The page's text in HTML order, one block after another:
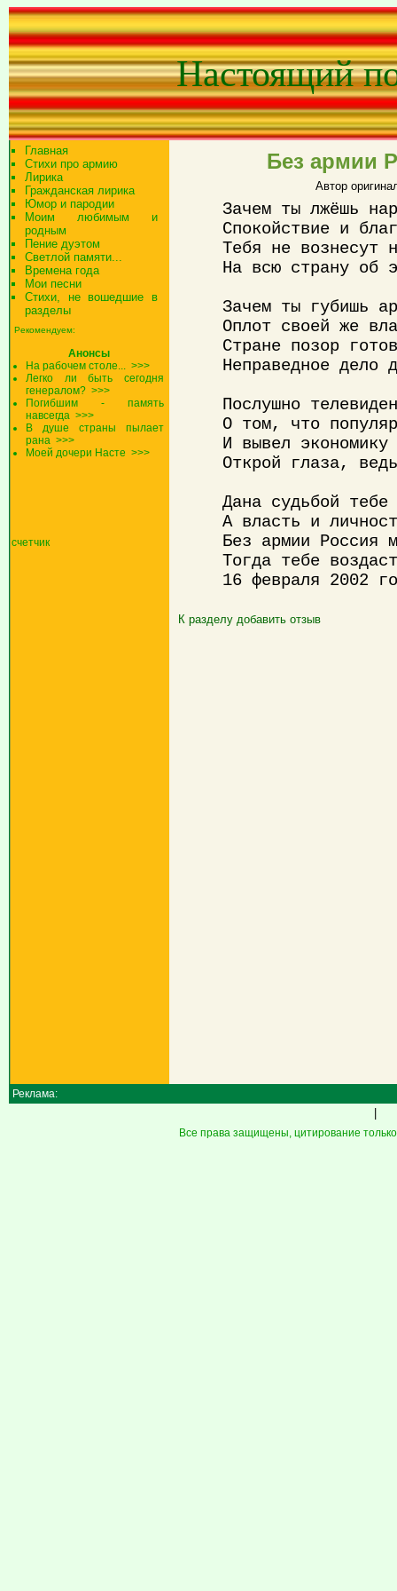
Настоящий
Главная
Стихи про армию
Лирика
Гражданская лирика
Юмор и пародии
Моим любимым и
родным
Пение дуэтом
Светлой памяти...
Времена года
Мои песни
Стихи, не вошедшие в
разделы
Рекомендуем:
Анонсы
На рабочем столе... >>>
Легко ли быть сегодня
генералом? >>>
Погибшим - память
навсегда >>>
В душе страны пылает
рана >>>
Моей дочери Насте >>>
счетчик
Без армии
Автор
Зачем ты лжёшь
Спокойствие и
Тебя не вознесут
На всю страну об
Зачем ты губишь
Оплот своей же
Стране позор
Неправедное дело
Послушно
О том, что
И вывел
Открой глаза,
Дана судьбой
А власть и
Без армии Россия
Тогда тебе
16 февраля 2002
К разделу добавить отзыв
Реклама:
Все права защищены, цитирование